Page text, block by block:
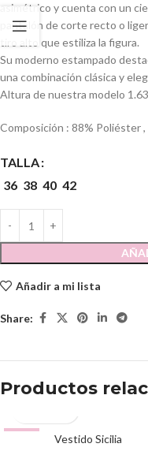
asimétrico y cuenta con un
pantalón de corte recto o
tiro alto que estiliza la figura.
Su moderno estampado
una combinación clásica y
Altura de nuestra modelo
Composición : 88% Poliéster ,
TALLA
36 38 40 42
Añadir a mi lista
Share:
Productos
Vestido Sicilia